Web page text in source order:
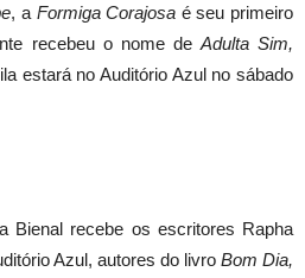
, a Formiga Corajosa é seu primeiro
recebeu o nome de Adulta Sim,
estará no Auditório Azul no sábado
Bienal recebe os escritores Rapha
Azul, autores do livro Bom Dia,